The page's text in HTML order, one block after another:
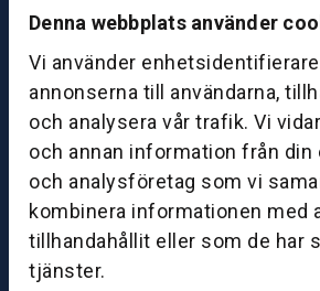
Denna webbplats använder
Vi använder
annonserna till användarna,
och analysera vår trafik. Vi
och annan information från
och analysföretag som vi
kombinera informationen med
tillhandahållit eller som de har
tjänster.
d
g:
0
8:
0
0
7:
0